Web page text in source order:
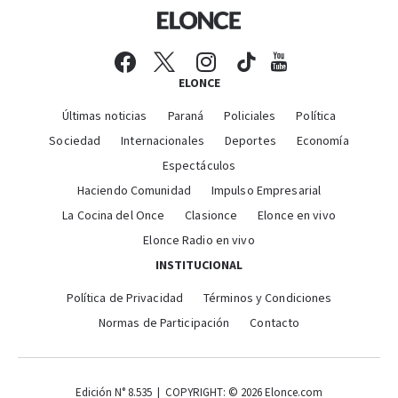
ELONCE
Últimas noticias Paraná Policiales
Política
Sociedad
Internacionales Deportes
Economía
Espectáculos
Haciendo Comunidad
Impulso Empresarial
La Cocina del Once
Clasionce
Elonce en vivo
Elonce Radio en vivo
INSTITUCIONAL
Política de Privacidad
Términos y Condiciones
Normas de Participación
Contacto
Edición N° 8.535 | COPYRIGHT: © 2026 Elonce.com